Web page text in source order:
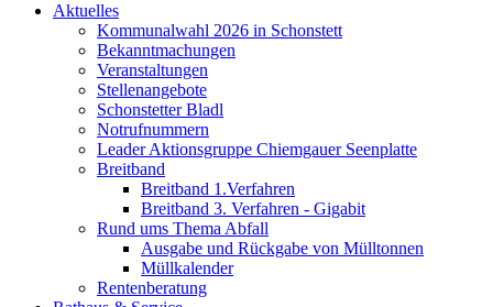
Aktuelles
Kommunalwahl 2026 in Schonstett
Bekanntmachungen
Veranstaltungen
Stellenangebote
Schonstetter Bladl
Notrufnummern
Leader Aktionsgruppe Chiemgauer Seenplatte
Breitband
Breitband 1.Verfahren
Breitband 3. Verfahren - Gigabit
Rund ums Thema Abfall
Ausgabe und Rückgabe von Mülltonnen
Müllkalender
Rentenberatung